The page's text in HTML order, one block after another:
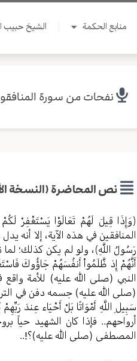
منابع الحكمة الشيخ حبيب
نفحات من سورة
نص المحاضرة (النسخة
﴿وَإِذَا قِيلَ لَهُمْ تَعَالَوْا يَسْتَغْفِرْ
المنافقين في هذه الآية، إلا أنه
رَسُولُ اللَّهِ﴾، ولو لم يكن كذلك؛
أَنَّهُمْ إِذ ظَّلَمُواْ أَنفُسَهُمْ جَاؤُوكَ
النبي (صلی الله عليه) للأمة
(صلی الله عليه) جسمه دفن في
سَبِيلِ اللَّهِ أَمْوَاتًا بَلْ أَحْيَاء عِندَ
أرواحهم.. فإذا كان الشهيد حياً
المصطفى (صلی الله عليه)؟!..